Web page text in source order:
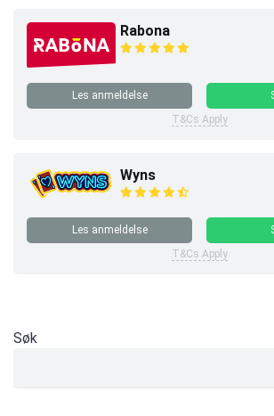
Rabona
Les anmeldelse
T&Cs Apply
Wyns
Les anmeldelse
T&Cs Apply
Søk